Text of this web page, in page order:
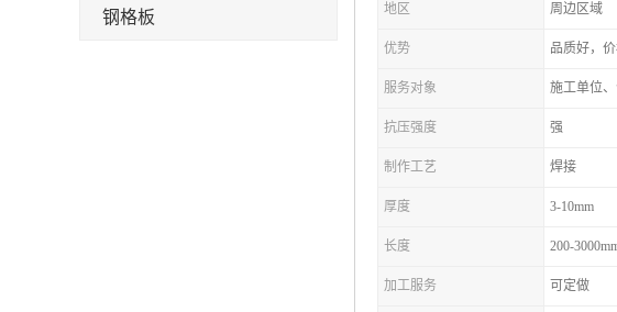
钢格板 地区 周边区域
优势 品质好，
服务对象 施工单位
抗压强度 强
制作工艺 焊接
厚度 3-10mm
长度 200-
加工服务 可定做